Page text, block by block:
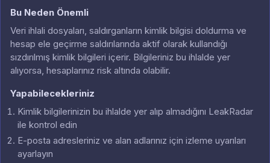
Bu Neden Önemli
Veri ihlali dosyaları, saldırganların kimlik bilgisi doldurma ve
hesap ele geçirme saldırılarında aktif olarak kullandığı
sızdırılmış kimlik bilgileri içerir. Bilgileriniz bu ihlalde yer
alıyorsa, hesaplarınız risk altında olabilir.
Yapabilecekleriniz
Kimlik bilgilerinizin bu ihlalde yer alıp almadığını LeakRadar
ile kontrol edin
E-posta adresleriniz ve alan adlarınız için izleme uyarıları
ayarlayın